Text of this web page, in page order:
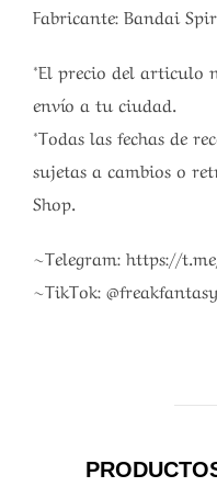
Fabricante: Bandai
*El precio del articulo
envío a tu ciudad.
*Todas las fechas de
sujetas a cambios o
Shop.
~Telegram: https://
~TikTok: